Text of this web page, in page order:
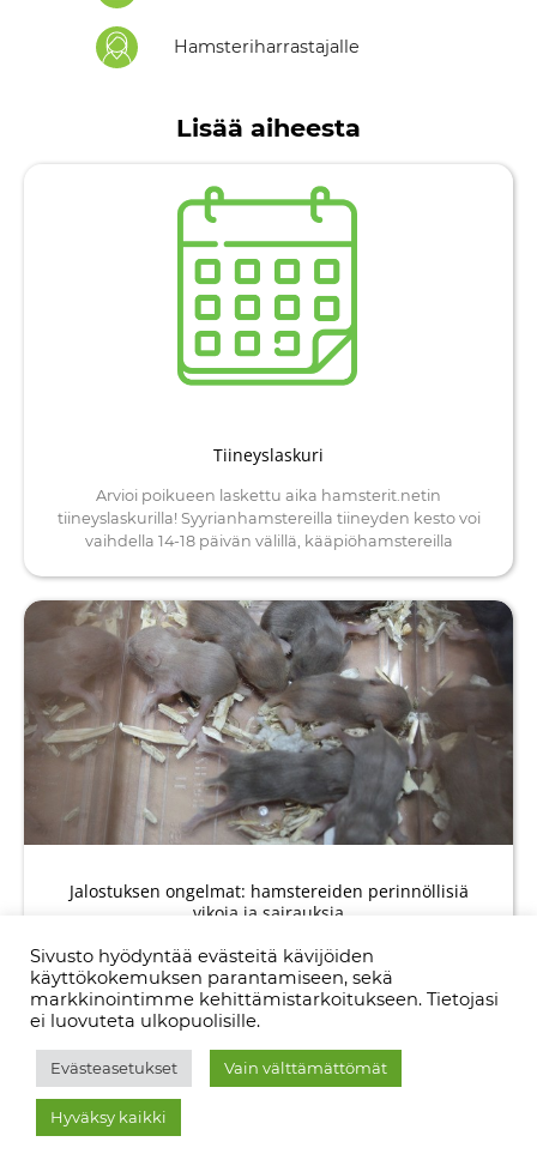
Hamsteriharrastajalle
Lisää aiheesta
Tiineyslaskuri
Arvioi poikueen laskettu aika hamsterit.netin
tiineyslaskurilla! Syyrianhamstereilla tiineyden kesto voi
vaihdella 14-18 päivän välillä, kääpiöhamstereilla
Jalostuksen ongelmat: hamstereiden perinnöllisiä
vikoja ja sairauksia
Hamstereiden kasvattaminen on mukava harrastus,
mutta hamsteripoikuetta tai kasvattajan uraa
suunnitellessa on hyvä perehtyä myös
Sivusto hyödyntää evästeitä kävijöiden
käyttökokemuksen parantamiseen, sekä
markkinointimme kehittämistarkoitukseen. Tietojasi
ei luovuteta ulkopuolisille.
Evästeasetukset Vain välttämättömät
Hyväksy kaikki